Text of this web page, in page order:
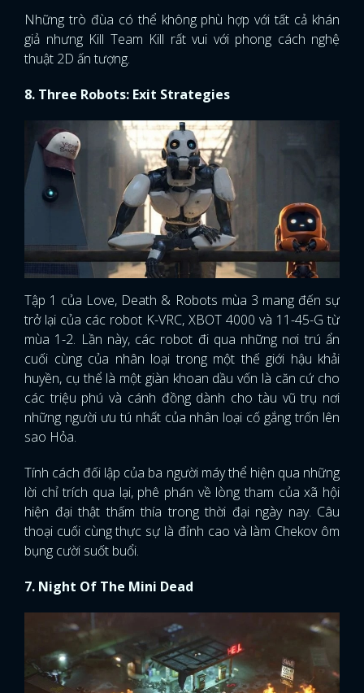
Những trò đùa có thể không phù hợp với tất cả khán
giả nhưng Kill Team Kill rất vui với phong cách nghệ
thuật 2D ấn tượng.
8. Three Robots: Exit Strategies
Tập 1 của Love, Death & Robots mùa 3 mang đến sự
trở lại của các robot K-VRC, XBOT 4000 và 11-45-G từ
mùa 1-2. Lần này, các robot đi qua những nơi trú ẩn
cuối cùng của nhân loại trong một thế giới hậu khải
huyền, cụ thể là một giàn khoan dầu vốn là căn cứ cho
các triệu phú và cánh đồng dành cho tàu vũ trụ nơi
những người ưu tú nhất của nhân loại cố gắng trốn lên
sao Hỏa.
Tính cách đối lập của ba người máy thể hiện qua những
lời chỉ trích qua lại, phê phán về lòng tham của xã hội
hiện đại thật thấm thía trong thời đại ngày nay. Câu
thoại cuối cùng thực sự là đỉnh cao và làm Chekov ôm
bụng cười suốt buổi.
7. Night Of The Mini Dead